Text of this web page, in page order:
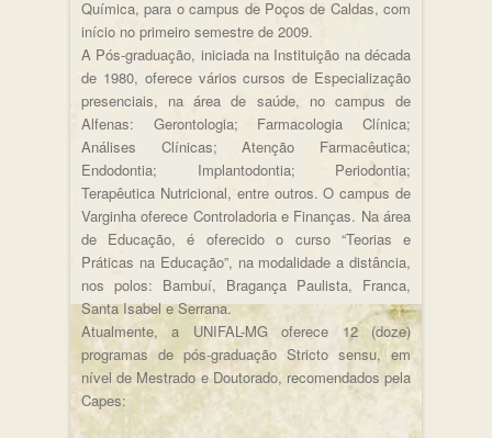
Química, para o campus de Poços de Caldas, com
início no primeiro semestre de 2009.
A Pós-graduação, iniciada na Instituição na década
de 1980, oferece vários cursos de Especialização
presenciais, na área de saúde, no campus de
Alfenas: Gerontologia; Farmacologia Clínica;
Análises Clínicas; Atenção Farmacêutica;
Endodontia; Implantodontia; Periodontia;
Terapêutica Nutricional, entre outros. O campus de
Varginha oferece Controladoria e Finanças. Na área
de Educação, é oferecido o curso “Teorias e
Práticas na Educação”, na modalidade a distância,
nos polos: Bambuí, Bragança Paulista, Franca,
Santa Isabel e Serrana.
Atualmente, a UNIFAL-MG oferece 12 (doze)
programas de pós-graduação Stricto sensu, em
nível de Mestrado e Doutorado, recomendados pela
Capes: